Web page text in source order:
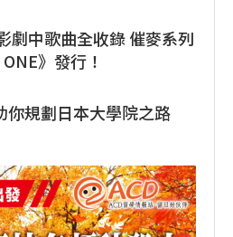
劇中歌曲全收錄 催麥系列
》發行！
你規劃日本大學院之路